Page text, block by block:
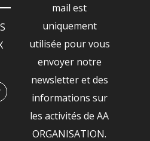
mail est
uniquement
utilisée pour vous
envoyer notre
newsletter et des
informations sur
les activités de AA
ORGANISATION.